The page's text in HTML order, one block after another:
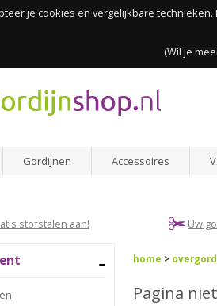
je cookies en vergelijkbare
(Wil je
Gordijnen Accessoires
stofstalen aan! Uw
home >
Pagina